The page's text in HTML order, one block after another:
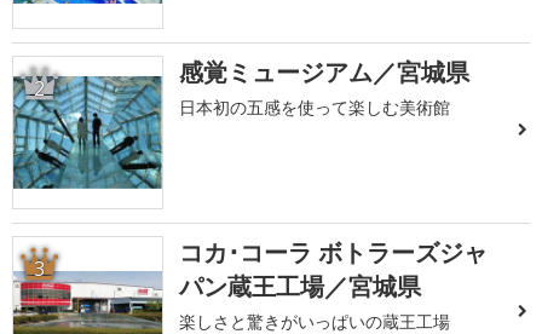
2 感覚ミュージアム／宮城県
日本初の五感を使って楽しむ美術館
3
コカ･コーラ ボトラーズジャ
パン蔵王工場／宮城県
楽しさと驚きがいっぱいの蔵王工場